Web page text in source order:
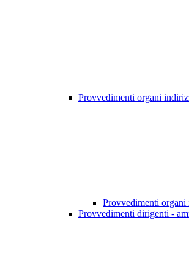
Provvedimenti organi
Provvedimenti
Provvedimenti dirigenti -